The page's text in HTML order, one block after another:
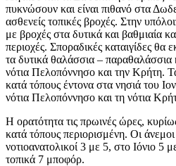
πυκνώσουν και είναι πιθανό στα
ασθενείς τοπικές βροχές. Στην
με βροχές στα δυτικά και βαθμιαία
περιοχές. Σποραδικές καταιγίδες θα
τα δυτικά θαλάσσια –
νότια Πελοπόννησο και την Κρήτη.
κατά τόπους έντονα στα νησιά του
νότια Πελοπόννησο και τη νότια
Η ορατότητα τις πρωινές ώρες,
κατά τόπους περιορισμένη. Οι
νοτιοανατολικοί 3 με 5, στο Ιόνιο 5
τοπικά 7 μποφόρ.